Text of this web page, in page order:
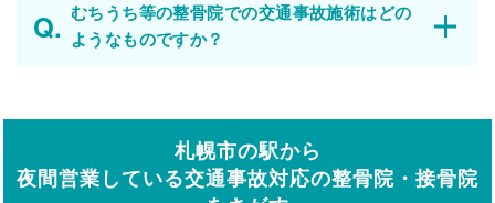
むちうち等の整骨院での交通事故施術はどの
ようなものですか？
札幌市の駅から
夜間営業している交通事故対応の整骨院・接骨院